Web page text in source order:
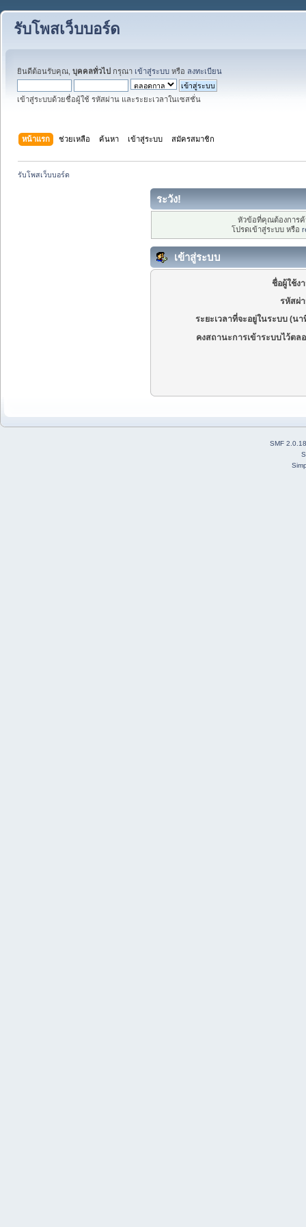
รับโพสเว็บบอร์ด
ยินดีต้อนรับคุณ, บุคคลทั่วไป กรุณา เข้าสู่ระบบ หรือ ลงทะเบียน
เข้าสู่ระบบด้วยชื่อผู้ใช้ รหัสผ่าน และระยะเวลาในเซสชั่น
หน้าแรก ช่วยเหลือ ค้นหา เข้าสู่ระบบ สมัครสมาชิก
รับโพสเว็บบอร์ด
ระวัง!
หัวข้อที่คุณต้องการ
โปรดเข้าสู่ระบบ หรือ
เข้าสู่ระบบ
ชื่อผู้ใช้ง
รหัสผ่
ระยะเวลาที่จะอยู่ในระบบ (นา
คงสถานะการเข้าระบบไว้ตล
SMF 2.0.18